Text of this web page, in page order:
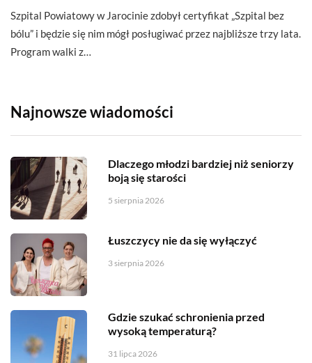
Szpital Powiatowy w Jarocinie zdobył certyfikat „Szpital bez
bólu” i będzie się nim mógł posługiwać przez najbliższe trzy lata.
Program walki z…
Najnowsze wiadomości
Dlaczego młodzi bardziej niż seniorzy
boją się starości
5 sierpnia 2026
Łuszczycy nie da się wyłączyć
3 sierpnia 2026
Gdzie szukać schronienia przed
wysoką temperaturą?
31 lipca 2026